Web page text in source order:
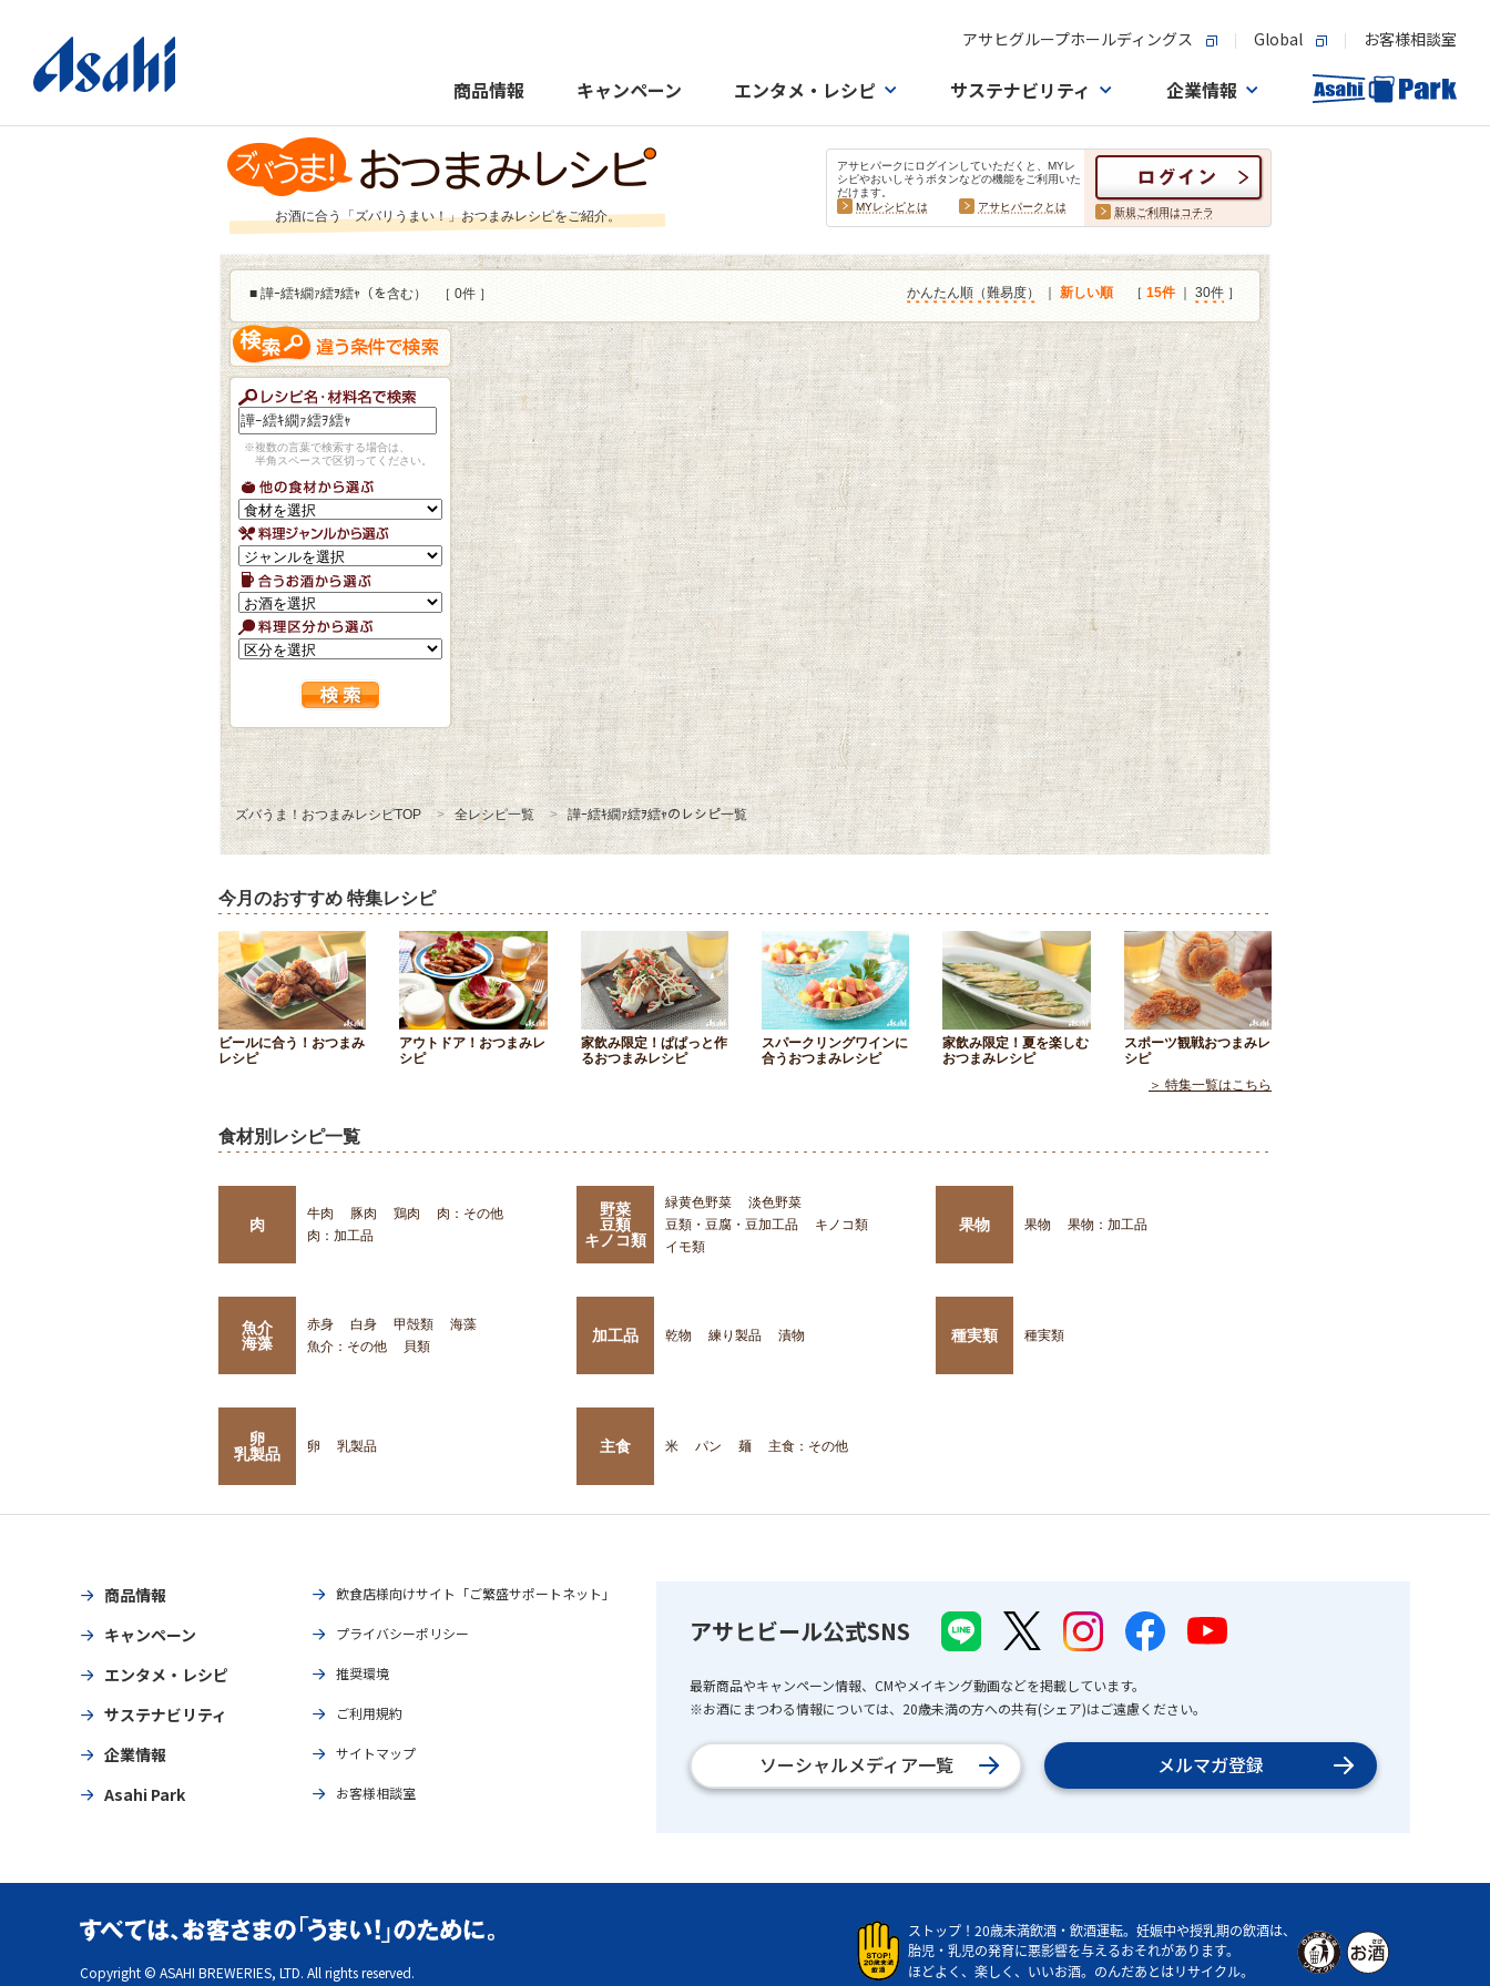
アサヒグループホールディングス Global お客様相談室
商品情報 キャンペーン エンタメ・レシピ サステナビリティ 企業情報
お酒に合う「ズバリうまい！」おつまみレシピをご紹介。
アサヒパークにログインしていただくと、MYレ
シピやおいしそうボタンなどの機能をご利用いた
だけます。
MYレシピとは
アサヒパークとは 新規ご利用はコチラ
■ 譁ｰ繧ｷ繝ｧ繧ｦ繧ｬ（を含む） ［ 0件 ］ かんたん順（難易度） 新しい順 ［ 15件｜ 30件 ］
※複数の言葉で検索する場合は、
半角スペースで区切ってください。
ズバうま！おつまみレシピTOP 全レシピ一覧 譁ｰ繧ｷ繝ｧ繧ｦ繧ｬのレシピ一覧
今月のおすすめ 特集レシピ
ビールに合う！おつまみ
レシピ
アウトドア！おつまみレ
シピ
家飲み限定！ぱぱっと作
るおつまみレシピ
スパークリングワインに
合うおつまみレシピ
家飲み限定！夏を楽しむ
おつまみレシピ
スポーツ観戦おつまみレ
シピ
＞ 特集一覧はこちら
食材別レシピ一覧
肉
牛肉 豚肉 鶏肉
肉：その他
肉：加工品
野菜
豆類
キノコ類
緑黄色野菜
淡色野菜
豆類・豆腐・豆加工品
キノコ類
イモ類
果物 果物 果物：加工品
魚介
海藻
赤身 白身 甲殻類
海藻
魚介：その他
貝類
加工品 乾物 練り製品 漬物 種実類 種実類
卵
乳製品
卵 乳製品 主食 米 パン 麺 主食：その他
商品情報
キャンペーン
エンタメ・レシピ
サステナビリティ
企業情報
Asahi Park
飲食店様向けサイト「ご繁盛サポートネット」
プライバシーポリシー
推奨環境
ご利用規約
サイトマップ
お客様相談室
アサヒビール公式SNS
最新商品やキャンペーン情報、CMやメイキング動画などを掲載しています。
※お酒にまつわる情報については、20歳未満の方への共有(シェア)はご遠慮ください。
ソーシャルメディア一覧 メルマガ登録
Copyright © ASAHI BREWERIES, LTD. All rights reserved.